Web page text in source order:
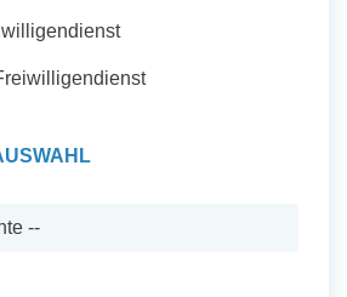
Sammeln
Engagieren